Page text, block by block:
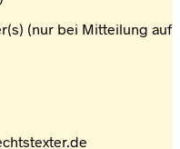
(nur bei Mitteilung auf